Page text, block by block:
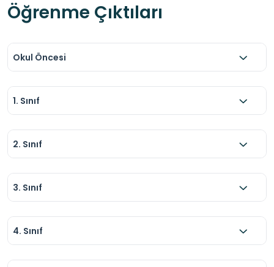
Öğrenme Çıktıları
Okul Öncesi
1. Sınıf
2. Sınıf
3. Sınıf
4. Sınıf